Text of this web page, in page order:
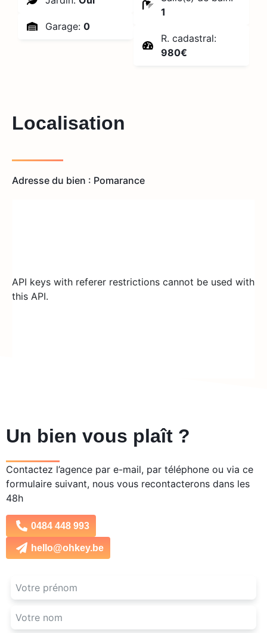
Garage: 0
1
R. cadastral:
980€
Localisation
Adresse du bien : Pomarance
API keys with referer restrictions cannot be used with
this API.
Un bien vous plaît ?
Contactez l’agence par e-mail, par téléphone ou via ce
formulaire suivant, nous vous recontacterons dans les
48h
0484 448 993
hello@ohkey.be